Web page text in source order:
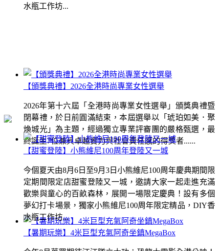
水瓶工作坊...
【頒獎典禮】2026全港時尚專業女性選舉
2026年第十六屆「全港時尚專業女性選舉」頒獎典禮暨
閉幕禮，於日前圓滿結束，本屆選舉以「琥珀如美．聚
煥城光」為主題，經過獨立專業評審團的嚴格甄選，最
終誕生7位兼具卓越實力與社會責任感的得獎者......
【暑期玩樂】4米巨型充氣阿奇坐鎮MegaBox
【甜蜜登陸】小熊維尼100周年登陸又一城
今個夏天由8月6日至9月3日小熊維尼100周年慶典期間限
定期間限定店甜蜜登陸又一城，邀請大家一起走進充滿
歡樂與童心的百畝森林，展開一場限定慶典！設有多個
夢幻打卡場景，獨家小熊維尼100周年限定精品，DIY香
水瓶工作坊...